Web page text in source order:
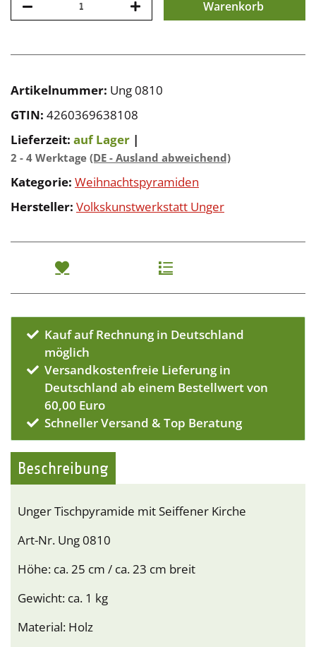
Warenkorb
Artikelnummer: Ung 0810
GTIN: 4260369638108
Lieferzeit: auf Lager |
2 - 4 Werktage (DE - Ausland abweichend)
Kategorie: Weihnachtspyramiden
Hersteller: Volkskunstwerkstatt Unger
Kauf auf Rechnung in Deutschland
möglich
Versandkostenfreie Lieferung in
Deutschland ab einem Bestellwert von
60,00 Euro
Schneller Versand & Top Beratung
Beschreibung
Unger Tischpyramide mit Seiffener Kirche
Art-Nr. Ung 0810
Höhe: ca. 25 cm / ca. 23 cm breit
Gewicht: ca. 1 kg
Material: Holz